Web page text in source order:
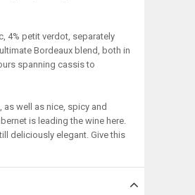
4% petit verdot, separately
Bordeaux blend, both in
spanning cassis to
as well as nice, spicy and
is leading the wine here.
deliciously elegant. Give this